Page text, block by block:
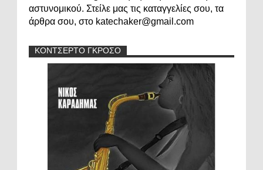
αστυνομικού. Στείλε μας τις καταγγελίες σου, τα
άρθρα σου, στο katechaker@gmail.com
ΚΟΝΤΣΕΡΤΟ ΓΚΡΟΣΟ